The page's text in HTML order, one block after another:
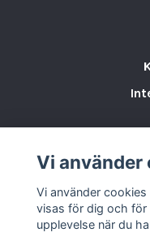
Vi använder
Vi använder
visas för dig och för
upplevelse när du